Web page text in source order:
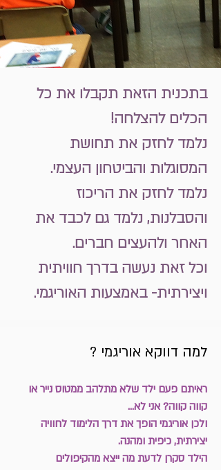
בתכנית הזאת תקבלו את כל
הכלים להצלחה!
נלמד לחזק את תחושת
המסוגלות והביטחון העצמי.
נלמד לחזק את הריכוז
והסבלנות, נלמד גם לכבד את
האחר ולהעצים חברים.
וכל זאת נעשה בדרך חוויתית
ויצירתית- באמצעות האוריגמי.
למה דווקא אוריגמי ?
ראיתם פעם ילד שלא מתלהב ממטוס נייר או
קווה קווה? אני לא...
ולכן אוריגמי הופך את דרך הלימוד לחוויה
יצירתית, כיפית ומהנה.
הילד סקרן לדעת מה ייצא מהקיפולים